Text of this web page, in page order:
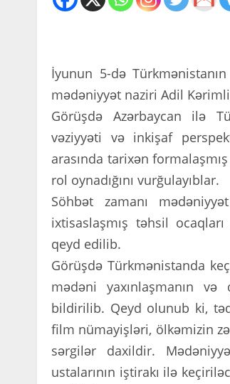
İyunun 5-də
mədəniyyət naziri Adil
Görüşdə Azərbaycan ilə
vəziyyəti və inkişaf
arasında tarixən
rol oynadığını vurğulayıblar.
Söhbət zamanı
ixtisaslaşmış təhsil
qeyd edilib.
Görüşdə Türkmənistanda
mədəni yaxınlaşmanın və
bildirilib. Qeyd olunub ki,
film nümayişləri, ölkəmizin
sərgilər daxildir.
ustalarının iştirakı ilə